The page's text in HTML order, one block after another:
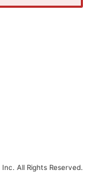
All Rights Reserved.